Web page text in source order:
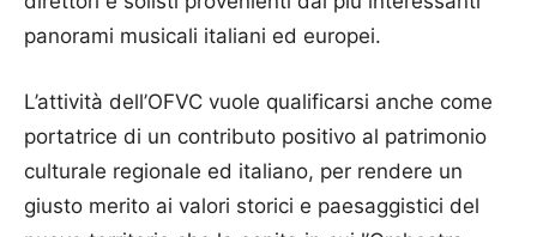
panorami musicali italiani ed europei.
L’attività dell’OFVC vuole qualificarsi anche come
portatrice di un contributo positivo al patrimonio
culturale regionale ed italiano, per rendere un
giusto merito ai valori storici e paesaggistici del